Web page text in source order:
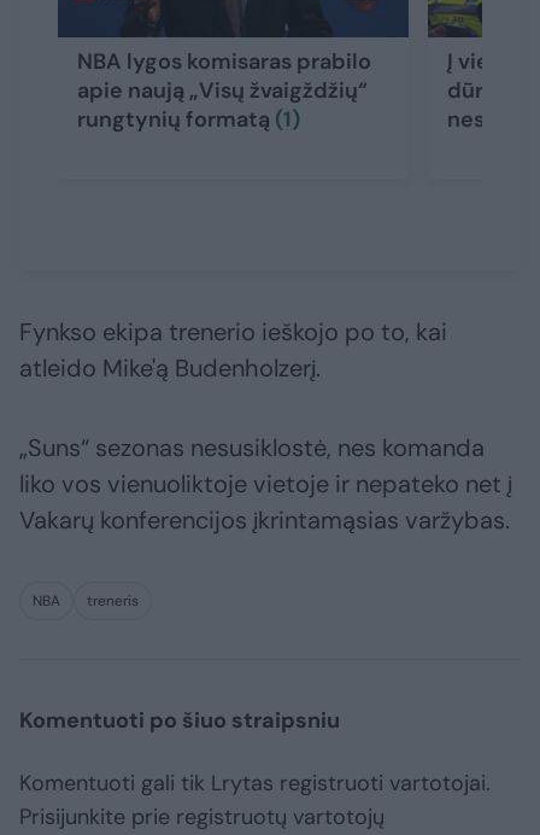
NBA lygos komisaras prabilo
apie naują „Visų žvaigždžių“
rungtynių formatą (1)
Į vieną
dūręs G.
nesakė,
Fynkso ekipa trenerio ieškojo po to, kai
atleido Mike'ą Budenholzerį.
„Suns“ sezonas nesusiklostė, nes komanda
liko vos vienuoliktoje vietoje ir nepateko net į
Vakarų konferencijos įkrintamąsias varžybas.
NBA treneris
Komentuoti po šiuo straipsniu
Komentuoti gali tik Lrytas registruoti vartotojai.
Prisijunkite prie registruotų vartotojų